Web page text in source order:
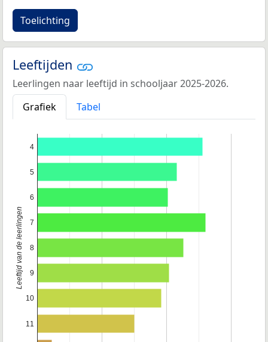
Toelichting
Leeftijden
Leerlingen naar leeftijd in schooljaar 2025-2026.
Grafiek
Tabel
4
5
6
7
8
9
10
11
Leeftijd van de leerlingen